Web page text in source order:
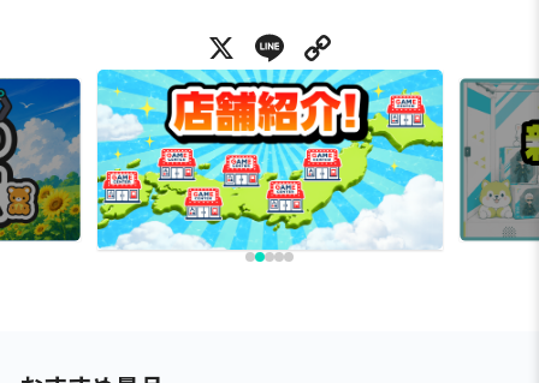
X Line